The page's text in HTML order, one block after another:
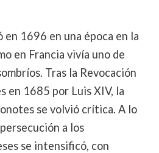
1696 en una época en la
en Francia vivía uno de
Tras la Revocación
en 1685 por Luis XIV, la
se volvió crítica. A lo
a los
se intensificó, con